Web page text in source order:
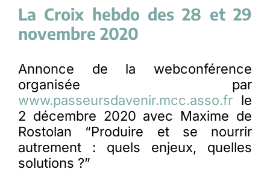
La Croix hebdo des 28 et 29
novembre 2020
Annonce de la webconférence
organisée par
www.passeursdavenir.mcc.asso.fr le
2 décembre 2020 avec Maxime de
Rostolan “Produire et se nourrir
autrement : quels enjeux, quelles
solutions ?”